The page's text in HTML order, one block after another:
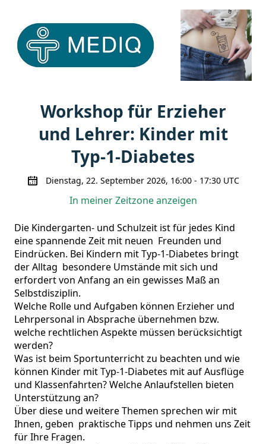
Workshop für Erzieher
und Lehrer: Kinder mit
Typ-1-Diabetes
Dienstag, 22. September 2026, 16:00 - 17:30 UTC
In meiner Zeitzone anzeigen
Die Kindergarten- und Schulzeit ist für jedes Kind
eine spannende Zeit mit neuen  Freunden und
Eindrücken. Bei Kindern mit Typ-1-Diabetes bringt
der Alltag  besondere Umstände mit sich und
erfordert von Anfang an ein gewisses Maß an
Selbstdisziplin.
Welche Rolle und Aufgaben können Erzieher und
Lehrpersonal in Absprache übernehmen bzw.
welche rechtlichen Aspekte müssen berücksichtigt
werden?
Was ist beim Sportunterricht zu beachten und wie
können Kinder mit Typ-1-Diabetes mit auf Ausflüge
und Klassenfahrten? Welche Anlaufstellen bieten
Unterstützung an?
Über diese und weitere Themen sprechen wir mit
Ihnen, geben  praktische Tipps und nehmen uns Zeit
für Ihre Fragen.